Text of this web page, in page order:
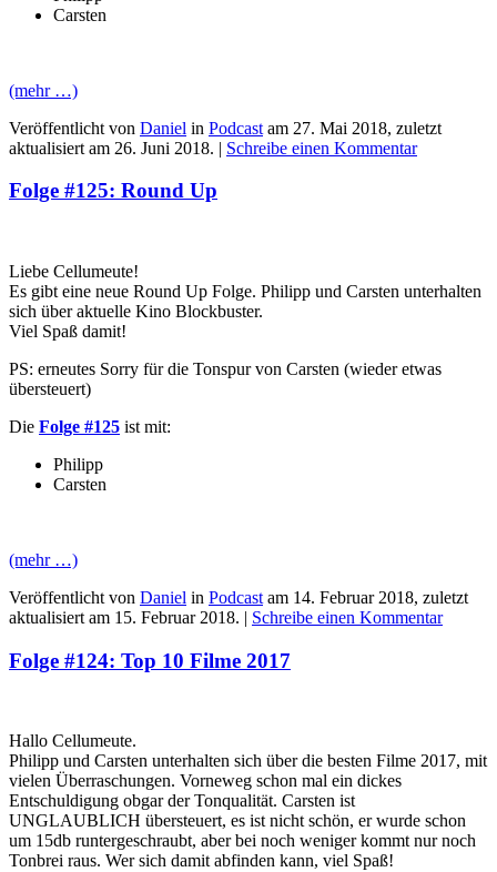
Carsten
(mehr …)
Veröffentlicht von Daniel in Podcast am 27. Mai 2018, zuletzt
aktualisiert am 26. Juni 2018. | Schreibe einen Kommentar
Folge #125: Round Up
Liebe Cellumeute!
Es gibt eine neue Round Up Folge. Philipp und Carsten unterhalten
sich über aktuelle Kino Blockbuster.
Viel Spaß damit!
PS: erneutes Sorry für die Tonspur von Carsten (wieder etwas
übersteuert)
Die Folge #125 ist mit:
Philipp
Carsten
(mehr …)
Veröffentlicht von Daniel in Podcast am 14. Februar 2018, zuletzt
aktualisiert am 15. Februar 2018. | Schreibe einen Kommentar
Folge #124: Top 10 Filme 2017
Hallo Cellumeute.
Philipp und Carsten unterhalten sich über die besten Filme 2017, mit
vielen Überraschungen. Vorneweg schon mal ein dickes
Entschuldigung obgar der Tonqualität. Carsten ist
UNGLAUBLICH übersteuert, es ist nicht schön, er wurde schon
um 15db runtergeschraubt, aber bei noch weniger kommt nur noch
Tonbrei raus. Wer sich damit abfinden kann, viel Spaß!